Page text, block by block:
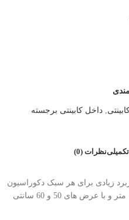
, داخل کابینتی برجسته
نظرات (0)
زیادی برای هر سبک دکوراسیون
شما دارد. طول هر رول این محصول 22 متر و با عرض های 50 و 60 سانتی